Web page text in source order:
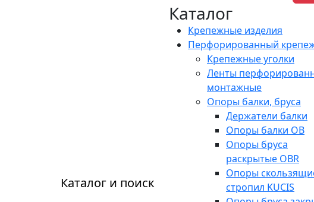
Каталог и поиск
Каталог
Крепежные изделия
Перфорированный
Крепежные уголки
Ленты
монтажные
Опоры балки, бруса
Держатели балки
Опоры балки ОВ
Опоры бруса
раскрытые OBR
Опоры
стропил KUCIS